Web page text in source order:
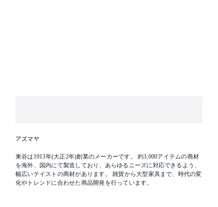
アズマヤ
東谷は1913年(大正2年)創業のメーカーです。 約3,000アイテムの商材
を海外、国内にて製造しており、あらゆるニーズに対応できるよう、
幅広いテイストの商材があります。 雑貨から大型家具まで、時代の変
化やトレンドに合わせた商品開発を行っています。